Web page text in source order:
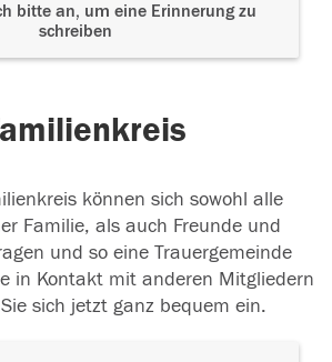
bitte an, um eine Erinnerung zu
schreiben
können sich sowohl alle
Familie, als auch Freunde und
und so eine Trauergemeinde
in Kontakt mit anderen Mitgliedern
sich jetzt ganz bequem ein.